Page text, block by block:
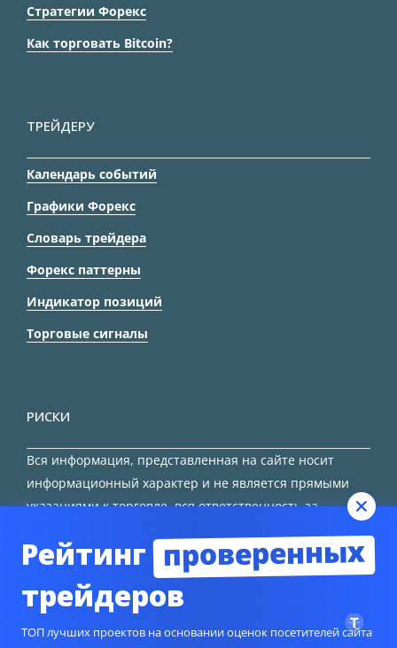
Стратегии Форекс
Как торговать Bitcoin?
ТРЕЙДЕРУ
Календарь событий
Графики Форекс
Словарь трейдера
Форекс паттерны
Индикатор позиций
Торговые сигналы
РИСКИ
Вся информация, представленная на сайте носит
информационный характер и не является прямыми
указаниями к торговле, вся ответственность за
Рейтинг проверенных
трейдеров
ТОП лучших проектов на основании оценок посетителей сайта